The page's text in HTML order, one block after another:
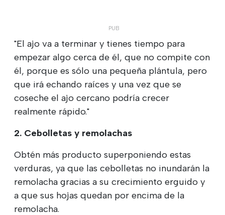
"El ajo va a terminar y tienes tiempo para
empezar algo cerca de él, que no compite con
él, porque es sólo una pequeña plántula, pero
que irá echando raíces y una vez que se
coseche el ajo cercano podría crecer
realmente rápido."
2. Cebolletas y remolachas
Obtén más producto superponiendo estas
verduras, ya que las cebolletas no inundarán la
remolacha gracias a su crecimiento erguido y
a que sus hojas quedan por encima de la
remolacha.